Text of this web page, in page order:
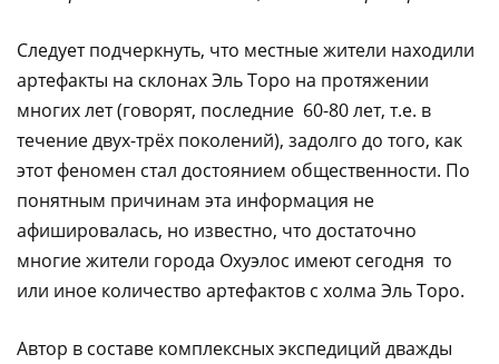
Следует подчеркнуть, что местные жители находили
артефакты на склонах Эль Торо на протяжении
многих лет (говорят, последние 60-80 лет, т.е. в
течение двух-трёх поколений), задолго до того, как
этот феномен стал достоянием общественности. По
понятным причинам эта информация не
афишировалась, но известно, что достаточно
многие жители города Охуэлос имеют сегодня то
или иное количество артефактов с холма Эль Торо.
Автор в составе комплексных экспедиций дважды